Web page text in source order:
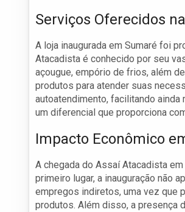
Serviços Oferecidos
A loja inaugurada em Sumaré foi
Atacadista é conhecido por seu
açougue, empório de frios, além
produtos para atender suas
autoatendimento, facilitando
um diferencial que proporciona
Impacto Econômico
A chegada do Assaí Atacadista
primeiro lugar, a inauguração não
empregos indiretos, uma vez que
produtos. Além disso, a presença